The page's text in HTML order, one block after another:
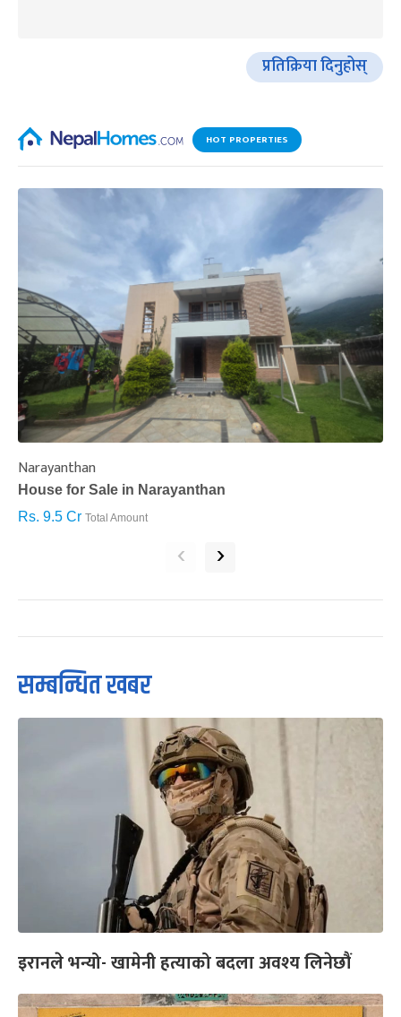
प्रतिक्रिया दिनुहोस्
HOT PROPERTIES
Narayanthan
House for Sale in Narayanthan
Rs. 9.5 Cr Total Amount
‹ ›
सम्बन्धित खबर
इरानले भन्यो- खामेनी हत्याको बदला अवश्य लिनेछौं